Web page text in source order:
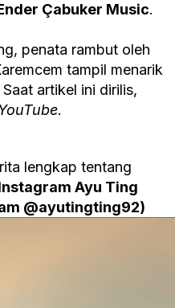
Çabuker Music.
penata rambut oleh
tampil menarik
artikel ini dirilis,
YouTube.
lengkap tentang
Ayu Ting
@ayutingting92)